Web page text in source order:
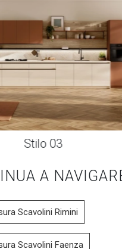
Stilo 03
A
Scavolini Rimini
Scavolini Faenza